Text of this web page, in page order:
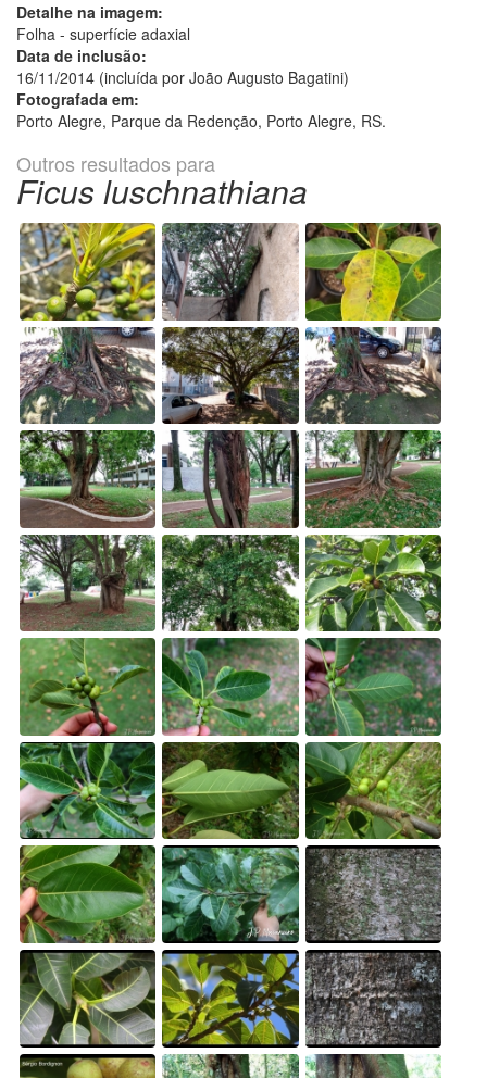
Detalhe na imagem:
Folha - superfície adaxial
Data de inclusão:
16/11/2014 (incluída por João Augusto Bagatini)
Fotografada em:
Porto Alegre, Parque da Redenção, Porto Alegre, RS.
Outros resultados para
Ficus luschnathiana